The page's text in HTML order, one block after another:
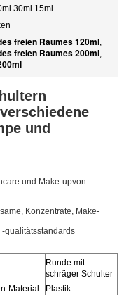
30ml 15ml
freien Raumes 120ml,
freien Raumes 200ml,
und
und Make-upvon
Konzentrate, Make-
qualitätsstandards
Runde mit
schräger Schulter
Material
Plastik